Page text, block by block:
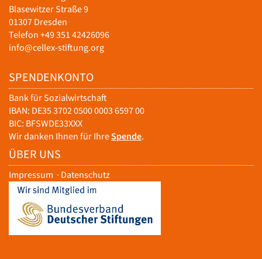
Blasewitzer Straße 9
01307 Dresden
Telefon +49 351 42426096
info@cellex-stiftung.org
SPENDENKONTO
Bank für Sozialwirtschaft
IBAN: DE35 3702 0500 0003 6597 00
BIC: BFSWDE33XXX
Wir danken Ihnen für IhreSpende.
ÜBER UNS
Impressum · Datenschutz